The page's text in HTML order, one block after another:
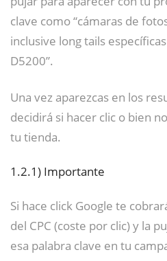
clave como “cámaras de
inclusive long tails
D5200”.
Una vez aparezcas en los
decidirá si hacer clic o bien
tu tienda.
1.2.1) Importante
Si hace click Google te
del CPC (coste por clic) y la
esa palabra clave en tu